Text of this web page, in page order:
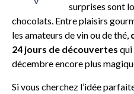
surprises sont
chocolats. Entre plaisirs
les amateurs de vin ou de thé,
24 jours de découvertes qui
décembre encore plus
Si vous cherchez l’idée